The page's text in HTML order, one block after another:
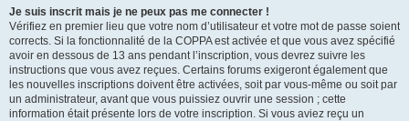
Je suis inscrit mais je ne peux pas me connecter !
Vérifiez en premier lieu que votre nom d’utilisateur et votre mot de passe soient
corrects. Si la fonctionnalité de la COPPA est activée et que vous avez spécifié
avoir en dessous de 13 ans pendant l’inscription, vous devrez suivre les
instructions que vous avez reçues. Certains forums exigeront également que
les nouvelles inscriptions doivent être activées, soit par vous-même ou soit par
un administrateur, avant que vous puissiez ouvrir une session ; cette
information était présente lors de votre inscription. Si vous aviez reçu un